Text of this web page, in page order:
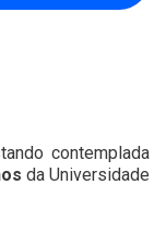
contemplada
da Universidade